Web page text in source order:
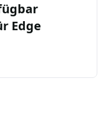
Edge